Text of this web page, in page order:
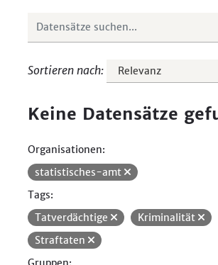
Sortieren nach
Keine Datensätze
Organisationen:
statistisches-amt
Tags:
Tatverdächtige
Kriminalität
Straftaten